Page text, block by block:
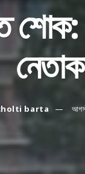
barta